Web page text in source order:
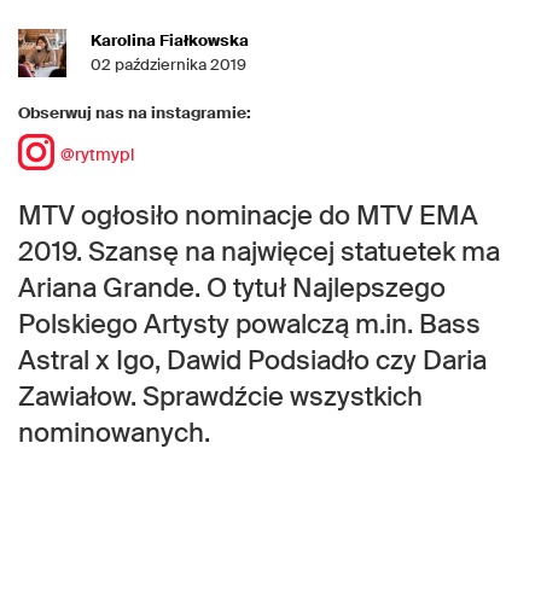
Karolina Fiałkowska
02 października 2019
Obserwuj nas na instagramie:
@rytmypl
MTV ogłosiło nominacje do MTV EMA
2019. Szansę na najwięcej statuetek ma
Ariana Grande. O tytuł Najlepszego
Polskiego Artysty powalczą m.in. Bass
Astral x Igo, Dawid Podsiadło czy Daria
Zawiałow. Sprawdźcie wszystkich
nominowanych.